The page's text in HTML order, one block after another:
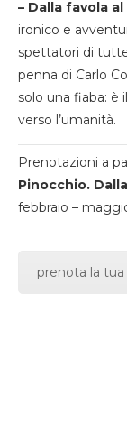
– Dalla favola
ironico e
spettatori di
penna di Carlo
solo una fiaba: è
verso l’umanità.
Prenotazioni a
Pinocchio.
febbraio –
prenota la tua